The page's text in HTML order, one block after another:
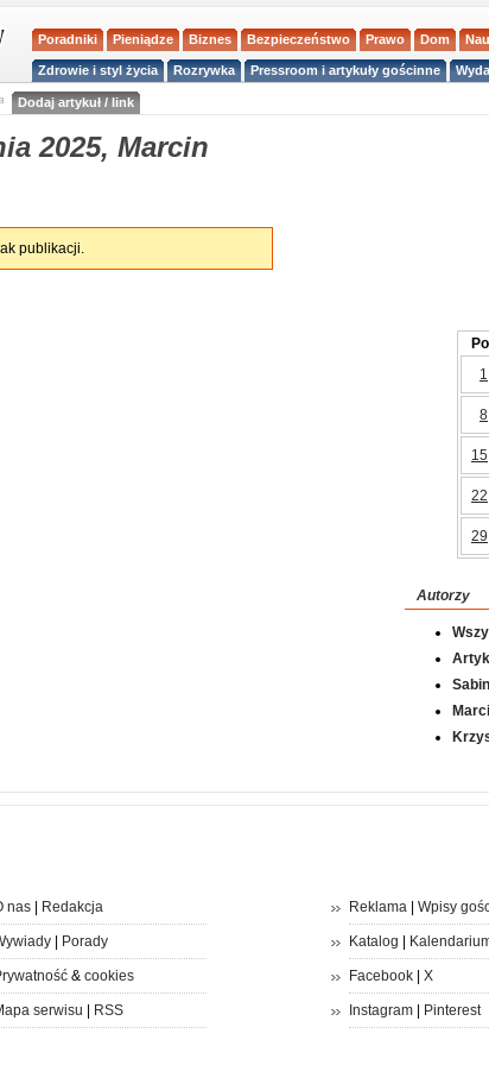
Poradniki Pieniądze Biznes Bezpieczeństwo Prawo Dom
Zdrowie i styl życia Rozrywka Pressroom i artykuły gościnne
Dodaj artykuł / link
2025, Marcin
publikacji.
Po
1
8
15
22
29
Autorzy
nas| Redakcja
| Porady
& cookies
serwisu RSS
Reklama| Wpisy
Katalog
Facebook| X
Instagram| Pinterest